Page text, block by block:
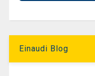
Einaudi Blog